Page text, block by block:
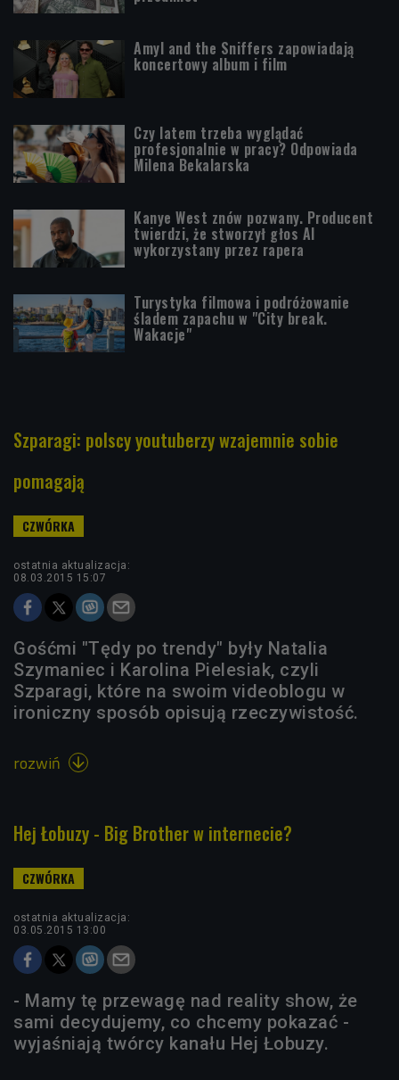
Amyl and the Sniffers zapowiadają
koncertowy album i film
Czy latem trzeba wyglądać
profesjonalnie w pracy? Odpowiada
Milena Bekalarska
Kanye West znów pozwany. Producent
twierdzi, że stworzył głos AI
wykorzystany przez rapera
Turystyka filmowa i podróżowanie
śladem zapachu w "City break.
Wakacje"
Szparagi: polscy youtuberzy wzajemnie sobie
pomagają
ostatnia aktualizacja:
08.03.2015 15:07
Gośćmi "Tędy po trendy" były Natalia
Szymaniec i Karolina Pielesiak, czyli
Szparagi, które na swoim videoblogu w
ironiczny sposób opisują rzeczywistość.
rozwiń 
Hej Łobuzy - Big Brother w internecie?
ostatnia aktualizacja:
03.05.2015 13:00
- Mamy tę przewagę nad reality show, że
sami decydujemy, co chcemy pokazać -
wyjaśniają twórcy kanału Hej Łobuzy.